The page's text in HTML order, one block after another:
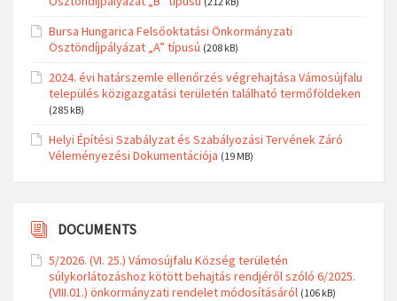
Bursa Hungarica Felsőoktatási Önkormányzati
Ösztöndíjpályázat „A” típusú (208 kB)
2024. évi határszemle ellenőrzés végrehajtása Vámosújfalu
település közigazgatási területén található termőföldeken
(285 kB)
Helyi Építési Szabályzat és Szabályozási Tervének Záró
Véleményezési Dokumentációja (19 MB)
DOCUMENTS
5/2026. (VI. 25.) Vámosújfalu Község területén
súlykorlátozáshoz kötött behajtás rendjéről szóló 6/2025.
(VIII.01.) önkormányzati rendelet módosításáról (106 kB)